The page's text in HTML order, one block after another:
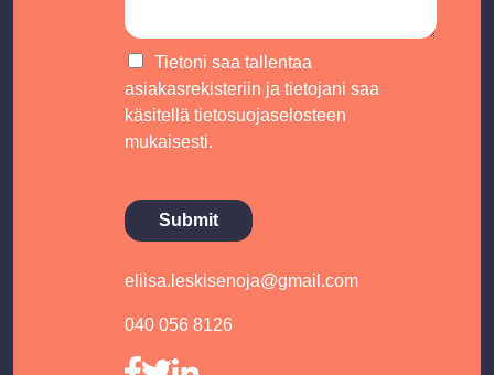
o
r
M
s
s
e
*
C
h
c
k
x
e
*
Tietoni saa tallentaa
asiakasrekisteriin ja tietojani saa
käsitellätietosuojaselosteen
mukaisesti.
Submit
eliisa.leskisenoja@gmail.com
040 056 8126